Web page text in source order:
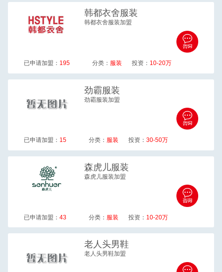
韩都衣舍服装
韩都衣舍服装加盟
已申请加盟： 195 分类： 服装 投资： 10-20万
劲霸服装
劲霸服装加盟
已申请加盟： 15 分类： 服装 投资：30-50万
森虎儿服装
森虎儿服装加盟
已申请加盟： 43 分类： 服装 投资： 10-20万
老人头男鞋
老人头男鞋加盟